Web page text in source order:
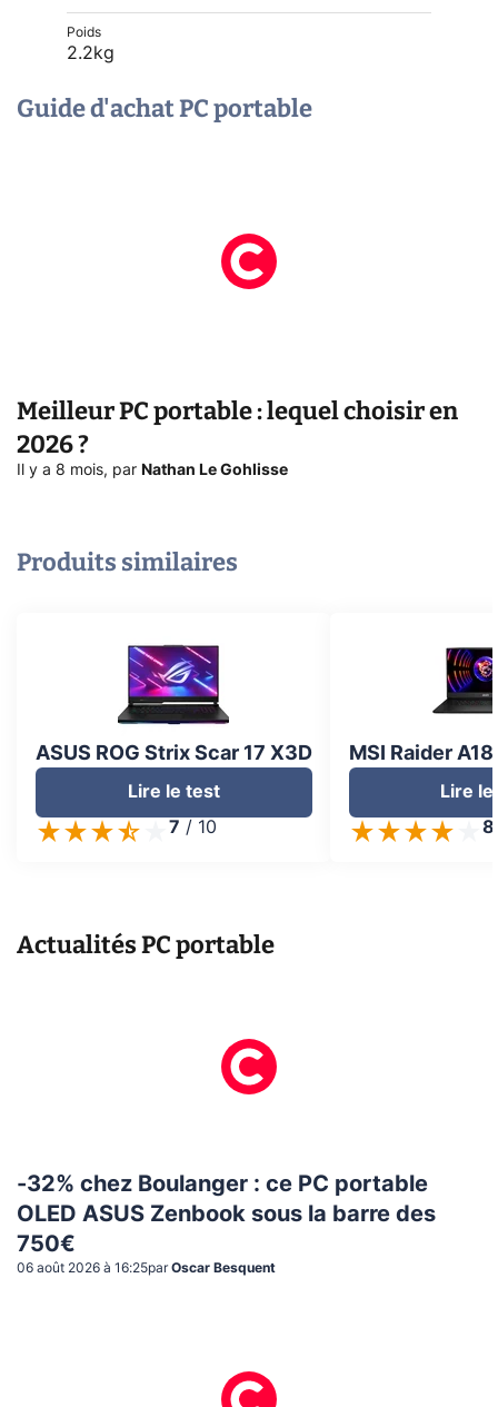
Poids
2.2kg
Guide d'achat PC portable
Meilleur PC portable : lequel choisir en
2026 ?
Il y a 8 mois, par Nathan Le Gohlisse
Produits similaires
ASUS ROG Strix Scar 17 X3D
Lire le test
7 / 10
MSI Raider
Lire
8
ActualitésPC portable
-32% chez Boulanger : ce PC portable
OLED ASUS Zenbook sous la barre des
750€
06 août 2026 à 16:25par Oscar Besquent